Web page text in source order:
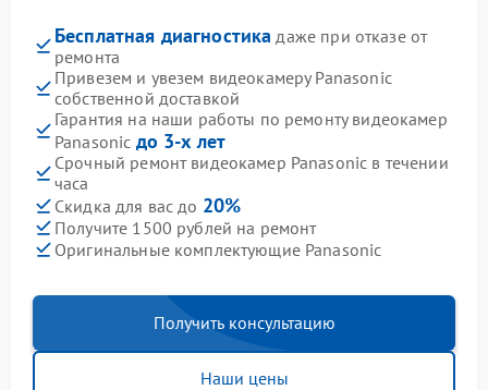
Бесплатная диагностика даже при отказе от
ремонта
Привезем и увезем видеокамеру Panasonic
собственной доставкой
Гарантия на наши работы по ремонту видеокамер
Panasonic до 3-х лет
Срочный ремонт видеокамер Panasonic в течении
часа
Скидка для вас до 20%
Получите 1500 рублей на ремонт
Оригинальные комплектующие Panasonic
Получить консультацию
Наши цены